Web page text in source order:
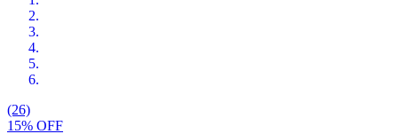
(26)
15% OFF